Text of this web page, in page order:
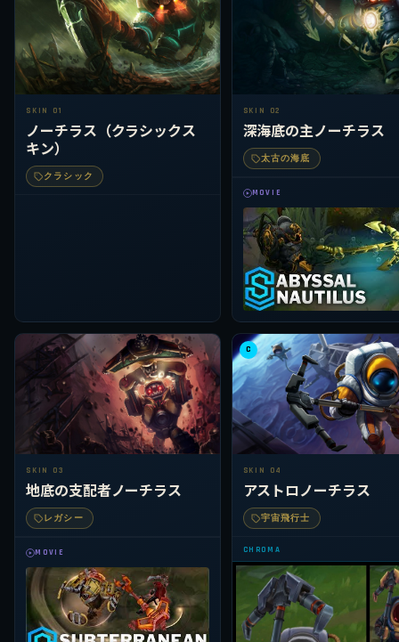
SKIN 01
ノーチラス（クラシックス
キン）
クラシック
SKIN 02
深海底の主ノーチラス
太古の海底
MOVIE
SKIN 03
地底の支配者ノーチラス
レガシー
MOVIE
C
SKIN 04
アストロノーチラス
宇宙飛行士
CHROMA